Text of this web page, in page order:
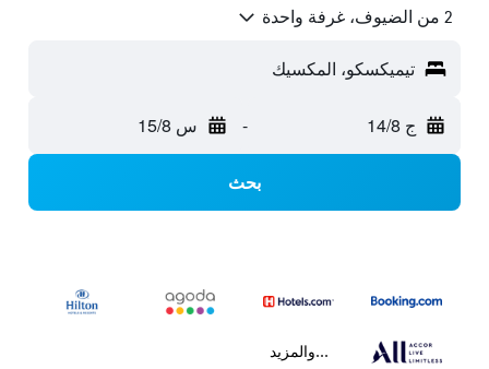
2 من الضيوف، غرفة واحدة
تيميكسكو، المكسيك
ج 14/8 - س 15/8
بحث
...والمزيد